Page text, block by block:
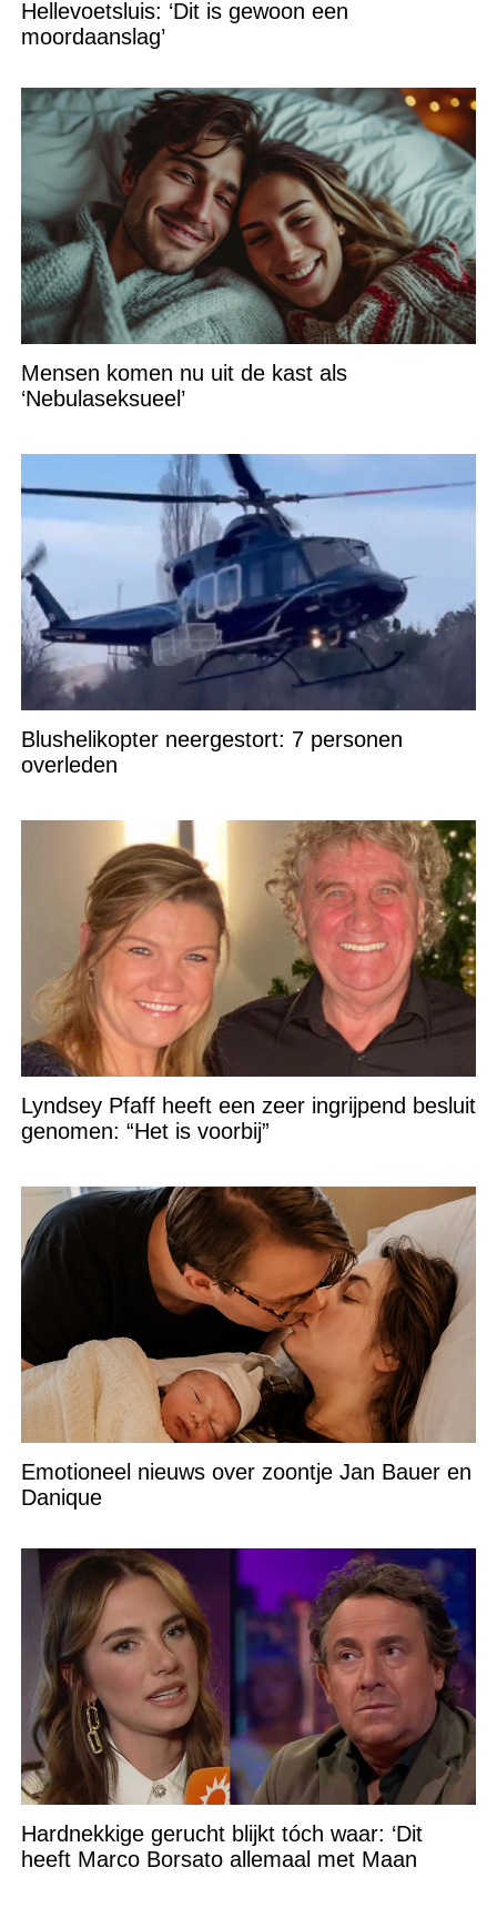
Hellevoetsluis: ‘Dit is gewoon een
moordaanslag’
Mensen komen nu uit de kast als
‘Nebulaseksueel’
Blushelikopter neergestort: 7 personen
overleden
Lyndsey Pfaff heeft een zeer ingrijpend besluit
genomen: “Het is voorbij”
Emotioneel nieuws over zoontje Jan Bauer en
Danique
Hardnekkige gerucht blijkt tóch waar: ‘Dit
heeft Marco Borsato allemaal met Maan